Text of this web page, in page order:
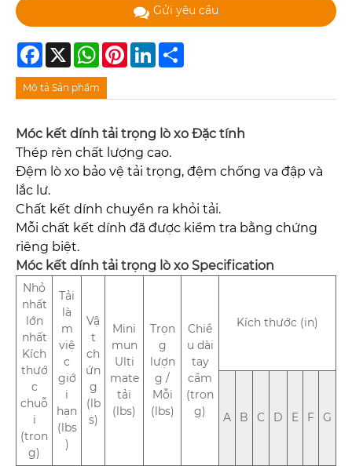
Gửi yêu cầu
Facebook
X WhatsAppPinterestLinkedIn
Mô tả Sản phẩm
Móc kết dính tải trọng lò xo Đặc tính
Thép rèn chất lượng cao.
Đệm lò xo bảo vệ tải trọng, đệm chống va đập và
lắc lư.
Chất kết dính chuyển ra khỏi tải.
Mỗi chất kết dính đã được kiểm tra bằng chứng
riêng biệt.
Móc kết dính tải trọng lò xo Specification
Nhỏ
nhất
lớn
nhất
Kích
thướ
c
chuỗ
i
(tron
g)
Tải
là
m
việ
c
giớ
i
hạn
(lbs
)
Vậ
t
ch
ứn
g
(lb
s)
Mini
mun
Ulti
mate
tải
(lbs)
Trọn
g
lượn
g /
Mỗi
(lbs)
Chiề
u dài
tay
cầm
(tron
g)
Kích thước (in)
A B C D E F G